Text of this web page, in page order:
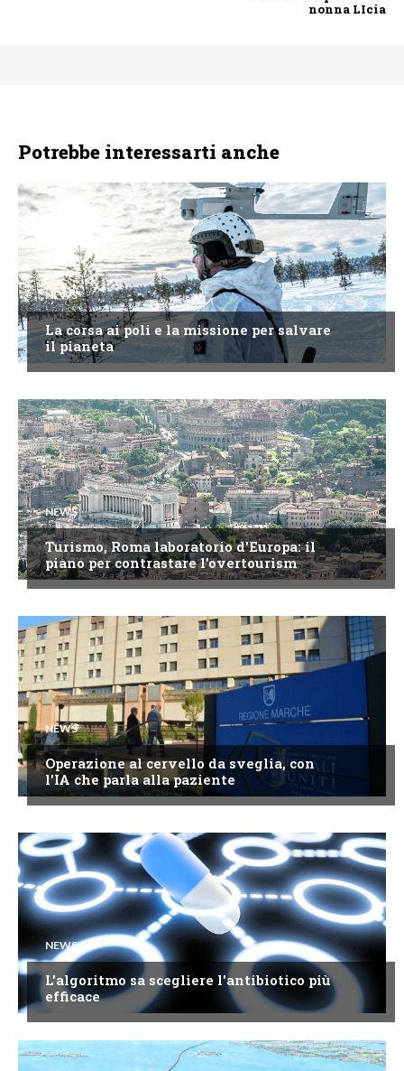
nonna LIcia
Potrebbe interessarti anche
NEWS
La corsa ai poli e la missione per salvare
il pianeta
NEWS
Turismo, Roma laboratorio d'Europa: il
piano per contrastare l'overtourism
NEWS
Operazione al cervello da sveglia, con
l'IA che parla alla paziente
NEWS
L'algoritmo sa scegliere l'antibiotico più
efficace